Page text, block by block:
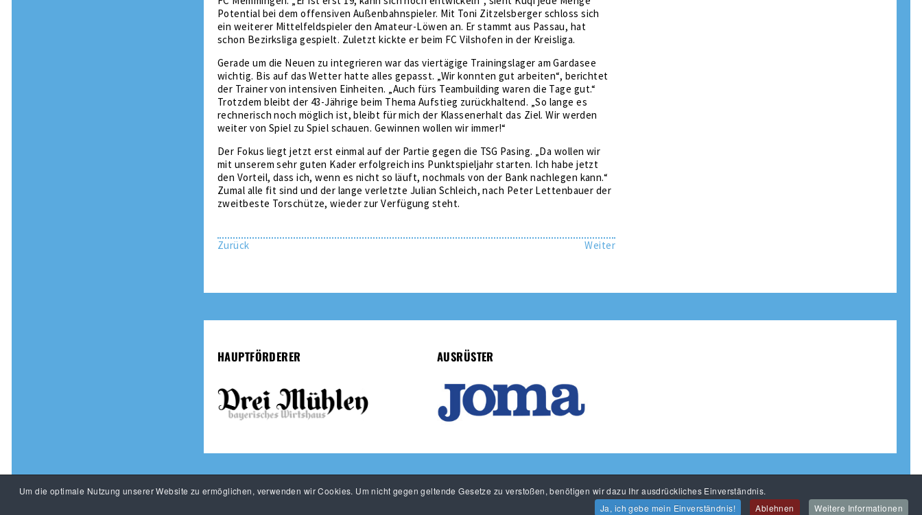
Um die optimale Nutzung unserer Website zu ermöglichen, verwenden wir Cookies. Um nicht gegen geltende Gesetze zu verstoßen, benötigen wir dazu Ihr ausdrückliches Einverständnis.
Ja, ich gebe mein Einverständnis!
Ablehnen Weitere Informationen
Potential bei dem offensiven Außenbahnspieler. Mit Toni Zitzelsberger schloss sich
ein weiterer Mittelfeldspieler den Amateur-Löwen an. Er stammt aus Passau, hat
schon Bezirksliga gespielt. Zuletzt kickte er beim FC Vilshofen in der Kreisliga.
Gerade um die Neuen zu integrieren war das viertägige Trainingslager am Gardasee
wichtig. Bis auf das Wetter hatte alles gepasst. „Wir konnten gut arbeiten“, berichtet
der Trainer von intensiven Einheiten. „Auch fürs Teambuilding waren die Tage gut.“
Trotzdem bleibt der 43-Jährige beim Thema Aufstieg zurückhaltend. „So lange es
rechnerisch noch möglich ist, bleibt für mich der Klassenerhalt das Ziel. Wir werden
weiter von Spiel zu Spiel schauen. Gewinnen wollen wir immer!“
Der Fokus liegt jetzt erst einmal auf der Partie gegen die TSG Pasing. „Da wollen wir
mit unserem sehr guten Kader erfolgreich ins Punktspieljahr starten. Ich habe jetzt
den Vorteil, dass ich, wenn es nicht so läuft, nochmals von der Bank nachlegen kann.“
Zumal alle fit sind und der lange verletzte Julian Schleich, nach Peter Lettenbauer der
zweitbeste Torschütze, wieder zur Verfügung steht.
Zurück Weiter
HAUPTFÖRDERER AUSRÜSTER